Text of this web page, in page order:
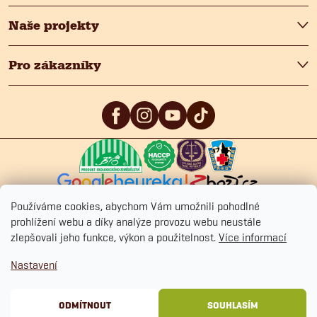
Používáme cookies, abychom Vám umožnili pohodlné
prohlížení webu a díky analýze provozu webu neustále
zlepšovali jeho funkce, výkon a použitelnost. Více informací
Nastavení
ODMÍTNOUT SOUHLASÍM
p
i
s
Naše projekty
Pro zákazníky
Obchodní podmínkyCookies